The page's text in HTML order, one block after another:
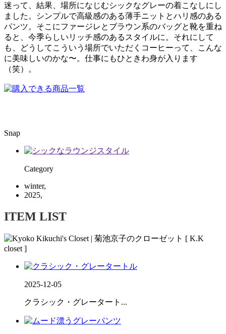
迷って、結果、場所になじむシックなグレーの着こなしにし
ました。シンプルで高級感のある薄手ニットとハリ感のある
パンツ。そこにファージレとブラウン系のバッグと靴を重ね
ると、今季らしいリッチ感のあるスタイルに。それにして
も、どうしてこういう場所でいただくコーヒーって、こんな
に美味しいのかな〜。仕事にもひときわ身が入ります
（笑）。
Snap
Category
winter,
2025,
ITEM LIST
2025-12-05
クラシック・グレータート...